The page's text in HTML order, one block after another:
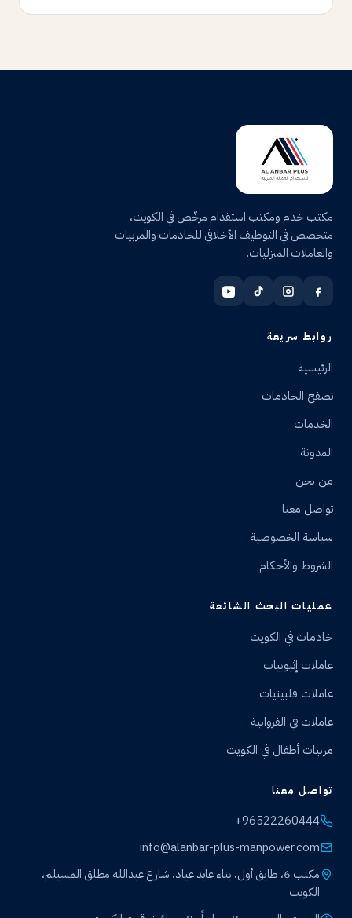
مكتب خدم ومكتب استقدام مرخّص في الكويت،
متخصص في التوظيف الأخلاقي للخادمات والمربيات
والعاملات المنزليات.
روابط سريعة
الرئيسية
تصفح الخادمات
الخدمات
المدونة
من نحن
تواصل معنا
سياسة الخصوصية
الشروط والأحكام
عمليات البحث الشائعة
خادمات في الكويت
عاملات إثيوبيات
عاملات فلبينيات
عاملات في الفروانية
مربيات أطفال في الكويت
تواصل معنا
+96522260444
info@alanbar-plus-manpower.com
مكتب 6، طابق أول، بناء عايد عياد، شارع عبدالله مطلق المسيلم،
الكويت